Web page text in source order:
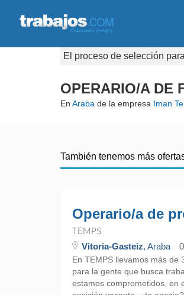
El proceso de selección
OPERARIO/A DE
En Araba de la empresa Iman
También tenemos más
Operario/a de
TEMPS
Vitoria-Gasteiz, Araba
En TEMPS llevamos más
para la gente que busca
estamos comprometidos, en